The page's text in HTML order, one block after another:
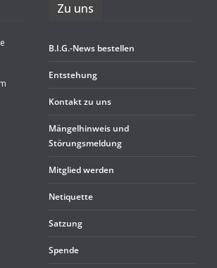
Zu uns
B.I.G.-News bestel­len
Ent­ste­hung
Kon­takt zu uns
Män­gel­hin­weis und
Störungsmeldung
Mit­glied werden
Neti­quette
Sat­zung
Spende